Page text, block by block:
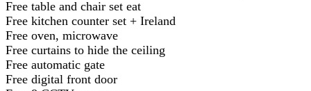
Free table and chair set eat
Free kitchen counter set + Ireland
Free oven, microwave
Free curtains to hide the ceiling
Free automatic gate
Free digital front door